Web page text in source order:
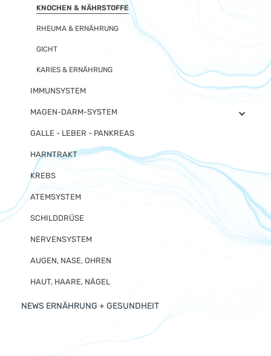
KNOCHEN & NÄHRSTOFFE
RHEUMA & ERNÄHRUNG
GICHT
KARIES & ERNÄHRUNG
IMMUNSYSTEM
MAGEN-DARM-SYSTEM
GALLE - LEBER - PANKREAS
HARNTRAKT
KREBS
ATEMSYSTEM
SCHILDDRÜSE
NERVENSYSTEM
AUGEN, NASE, OHREN
HAUT, HAARE, NÄGEL
NEWS ERNÄHRUNG + GESUNDHEIT